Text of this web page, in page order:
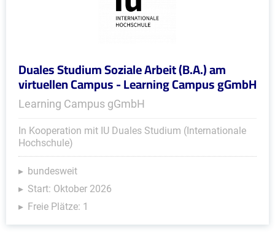
Duales Studium Soziale Arbeit (B.A.) am
virtuellen Campus - Learning Campus gGmbH
Learning Campus gGmbH
In Kooperation mit IU Duales Studium (Internationale
Hochschule)
bundesweit
Start: Oktober 2026
Freie Plätze: 1